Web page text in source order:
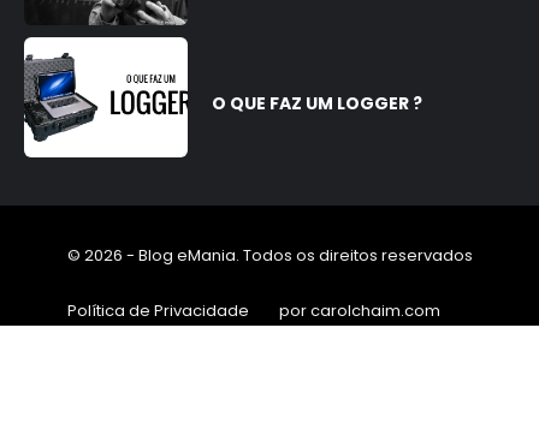
O QUE FAZ UM LOGGER ?
© 2026 - Blog eMania. Todos os direitos reservados
Política de Privacidade por carolchaim.com